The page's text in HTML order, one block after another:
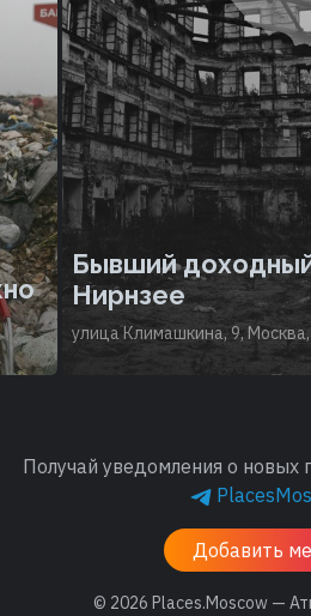
Бывший
Нирнзее
улица Климашкина, 9,
Получай уведомления о новых
Добавить
© 2026 Places.Moscow —